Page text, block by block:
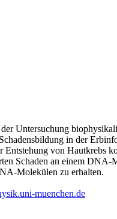
Untersuchung
in der
Entstehung von Hautkrebs
Schaden an einem DNA-
Molekülen zu erhalten.
muenchen.de